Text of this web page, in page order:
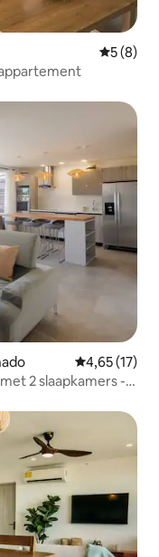
5 (8)
Gemiddelde
4,65 (17)
2 slaapkamers -